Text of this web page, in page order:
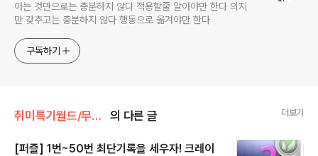
아는 것만으로는 충분하지 않다 적용할줄 알아야만 한다 의지
만 갖추고는 충분하지 않다 행동으로 옮겨야만 한다
구독하기
취미특기월드/무료게임정보 의 다른 글 더보기
[퍼즐] 1번~50번 최단기록을 세우자! 크레이